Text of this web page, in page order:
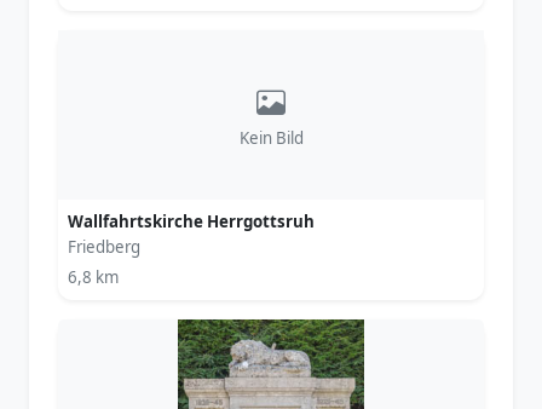
Kein Bild
Wallfahrtskirche Herrgottsruh
Friedberg
6,8 km